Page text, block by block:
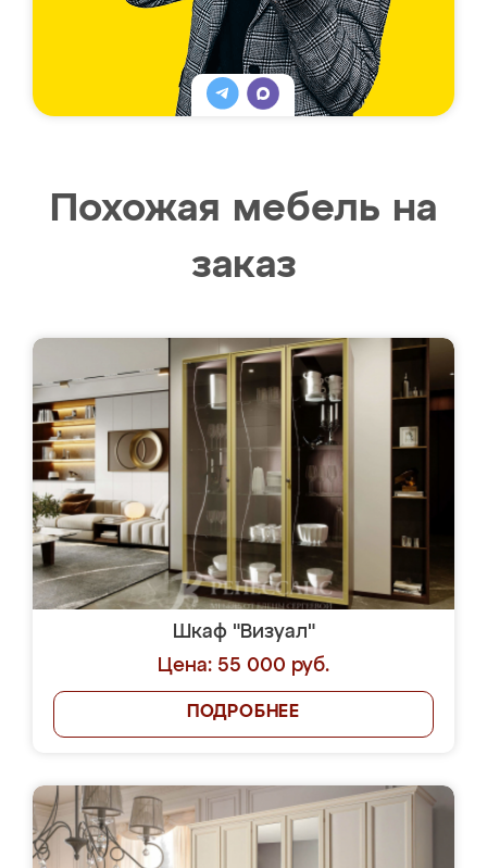
Похожая мебель на
заказ
Шкаф "Визуал"
Цена: 55 000 руб.
ПОДРОБНЕЕ